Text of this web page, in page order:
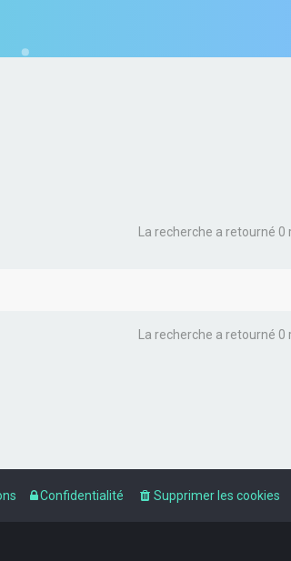
La recherche a retourné 0
La recherche a retourné 0
Supprimer les cookies
Confidentialité